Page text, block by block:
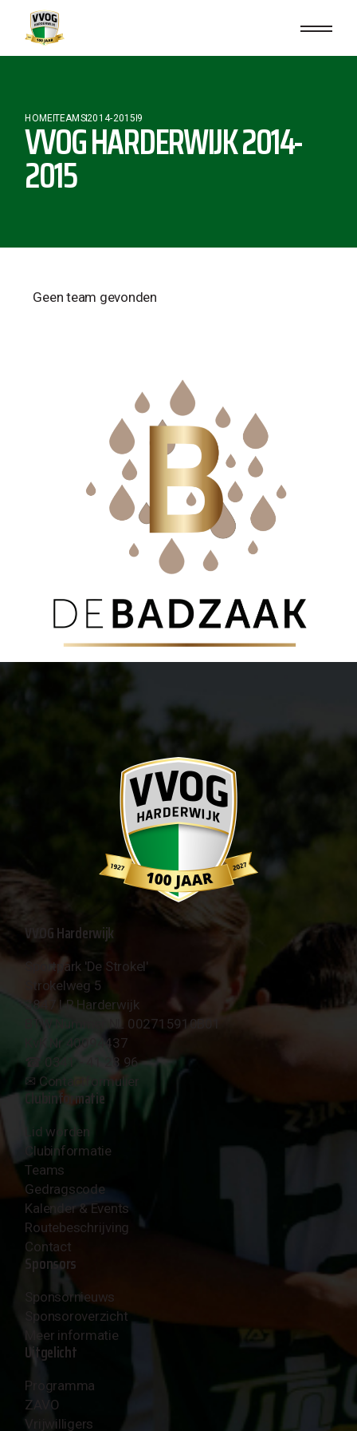
HOMETEAMS2014-2015 9
VVOG HARDERWIJK 2014-
2015
Geen team gevonden
VVOG Harderwijk
Sportpark 'De Strokel'
Strokelweg 5
3847 LR Harderwijk
BTW Nummer NL 002715910B01
KvK Nr 40094437
☎︎ 0341 - 41 28 96
✉︎ Contactformulier
Clubinformatie
Lid worden
Clubinformatie
Teams
Gedragscode
Kalender & Events
Routebeschrijving
Contact
Sponsors
Sponsornieuws
Sponsoroverzicht
Meer informatie
Uitgelicht
Programma
ZAVO
Vrijwilligers